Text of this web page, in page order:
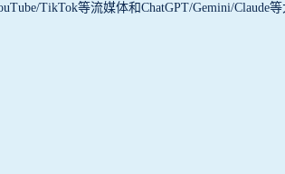
TikTok等流媒体和ChatGPT/Gemini/Claude等